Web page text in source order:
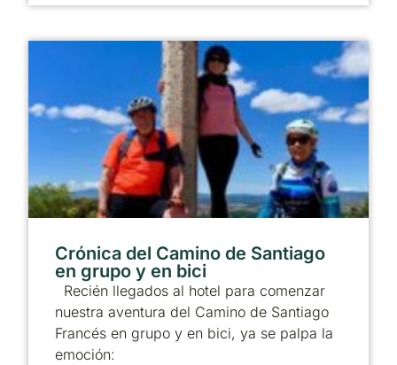
Crónica del Camino de Santiago
en grupo y en bici
Recién llegados al hotel para comenzar
nuestra aventura del Camino de Santiago
Francés en grupo y en bici, ya se palpa la
emoción: